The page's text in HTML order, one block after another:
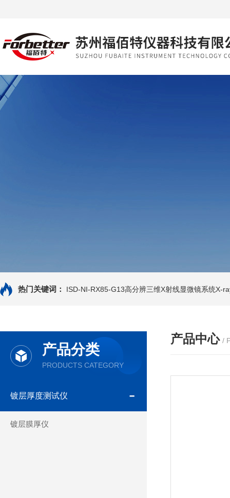
热门关键词： ISD-NI-RX85-G13高分辨三维X射线显微镜系统X-
产品分类
PRODUCTS CATEGORY
镀层厚度测试仪
镀层膜厚仪
产品中心 /